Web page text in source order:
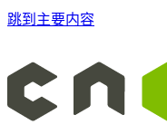
跳到主要内容